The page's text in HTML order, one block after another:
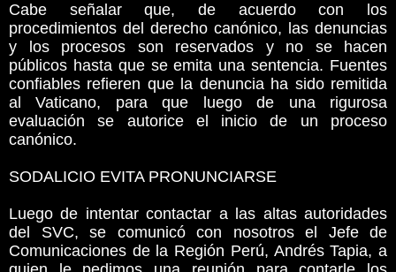
Cabe señalar que, de acuerdo con los
procedimientos del derecho canónico, las denuncias
y los procesos son reservados y no se hacen
públicos hasta que se emita una sentencia. Fuentes
confiables refieren que la denuncia ha sido remitida
al Vaticano, para que luego de una rigurosa
evaluación se autorice el inicio de un proceso
canónico.
SODALICIO EVITA PRONUNCIARSE
Luego de intentar contactar a las altas autoridades
del SVC, se comunicó con nosotros el Jefe de
Comunicaciones de la Región Perú, Andrés Tapia, a